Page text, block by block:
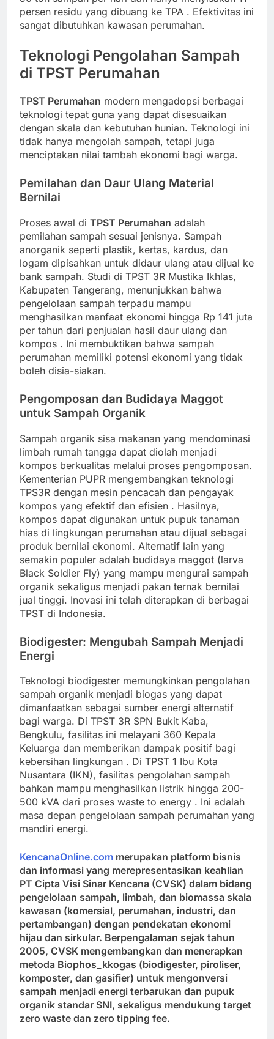
persen residu yang dibuang ke TPA . Efektivitas ini
sangat dibutuhkan kawasan perumahan.
Teknologi Pengolahan Sampah
di TPST Perumahan
TPST Perumahan modern mengadopsi berbagai
teknologi tepat guna yang dapat disesuaikan
dengan skala dan kebutuhan hunian. Teknologi ini
tidak hanya mengolah sampah, tetapi juga
menciptakan nilai tambah ekonomi bagi warga.
Pemilahan dan Daur Ulang Material
Bernilai
Proses awal di TPST Perumahan adalah
pemilahan sampah sesuai jenisnya. Sampah
anorganik seperti plastik, kertas, kardus, dan
logam dipisahkan untuk didaur ulang atau dijual ke
bank sampah. Studi di TPST 3R Mustika Ikhlas,
Kabupaten Tangerang, menunjukkan bahwa
pengelolaan sampah terpadu mampu
menghasilkan manfaat ekonomi hingga Rp 141 juta
per tahun dari penjualan hasil daur ulang dan
kompos . Ini membuktikan bahwa sampah
perumahan memiliki potensi ekonomi yang tidak
boleh disia-siakan.
Pengomposan dan Budidaya Maggot
untuk Sampah Organik
Sampah organik sisa makanan yang mendominasi
limbah rumah tangga dapat diolah menjadi
kompos berkualitas melalui proses pengomposan.
Kementerian PUPR mengembangkan teknologi
TPS3R dengan mesin pencacah dan pengayak
kompos yang efektif dan efisien . Hasilnya,
kompos dapat digunakan untuk pupuk tanaman
hias di lingkungan perumahan atau dijual sebagai
produk bernilai ekonomi. Alternatif lain yang
semakin populer adalah budidaya maggot (larva
Black Soldier Fly) yang mampu mengurai sampah
organik sekaligus menjadi pakan ternak bernilai
jual tinggi. Inovasi ini telah diterapkan di berbagai
TPST di Indonesia.
Biodigester: Mengubah Sampah Menjadi
Energi
Teknologi biodigester memungkinkan pengolahan
sampah organik menjadi biogas yang dapat
dimanfaatkan sebagai sumber energi alternatif
bagi warga. Di TPST 3R SPN Bukit Kaba,
Bengkulu, fasilitas ini melayani 360 Kepala
Keluarga dan memberikan dampak positif bagi
kebersihan lingkungan . Di TPST 1 Ibu Kota
Nusantara (IKN), fasilitas pengolahan sampah
bahkan mampu menghasilkan listrik hingga 200-
500 kVA dari proses waste to energy . Ini adalah
masa depan pengelolaan sampah perumahan yang
mandiri energi.
KencanaOnline.com merupakan platform bisnis
dan informasi yang merepresentasikan keahlian
PT Cipta Visi Sinar Kencana (CVSK) dalam bidang
pengelolaan sampah, limbah, dan biomassa skala
kawasan (komersial, perumahan, industri, dan
pertambangan) dengan pendekatan ekonomi
hijau dan sirkular. Berpengalaman sejak tahun
2005, CVSK mengembangkan dan menerapkan
metoda Biophos_kkogas (biodigester, piroliser,
komposter, dan gasifier) untuk mengonversi
sampah menjadi energi terbarukan dan pupuk
organik standar SNI, sekaligus mendukung target
zero waste dan zero tipping fee.